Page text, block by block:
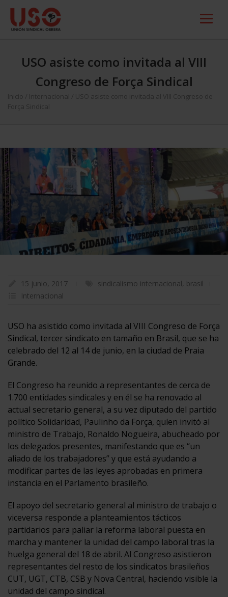
USO asiste como invitada al VIII
Congreso de Força Sindical
Inicio Internacional
USO asiste como invitada al VIII Congreso de
Força Sindical
15 junio, 2017 sindicalismo internacional, brasil
Internacional
USO ha asistido como invitada al VIII Congreso de Força
Sindical, tercer sindicato en tamaño en Brasil, que se ha
celebrado del 12 al 14 de junio, en la ciudad de Praia
Grande.
El Congreso ha reunido a representantes de cerca de
1.700 entidades sindicales y en él se ha renovado al
actual secretario general, a su vez diputado del partido
político Solidaridad, Paulinho da Força, quíen invitó al
ministro de Trabajo, Ronaldo Nogueira, abucheado por
los delegados presentes, manifestando que es “un
aliado de los trabajadores” y que está ayudando a
modificar partes de las leyes aprobadas en primera
instancia en el Parlamento brasileño.
El apoyo del secretario general al ministro de trabajo o
viceversa responde a planteamientos tácticos
partidarios para paliar la reforma laboral puesta en
marcha y mantener la unidad del campo laboral tras la
huelga general del 18 de abril. Al Congreso asistieron
representantes del resto de los sindicatos brasileños
CUT, UGT, CTB, CSB y Nova Central, haciendo visible la
unidad del campo sindical.